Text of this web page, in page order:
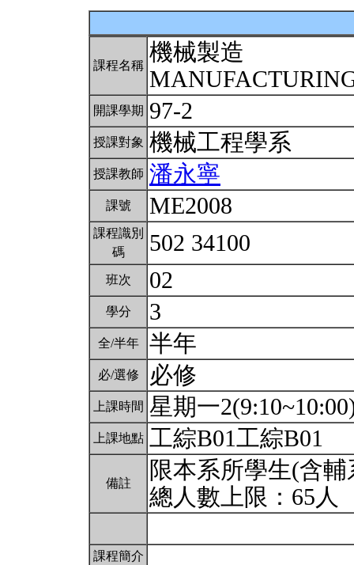
課程名稱 機械製造
開課學期 97-2
授課對象 機械工程學系
授課教師 潘永寧
課號 ME2008
課程識別
碼
502 34100
班次 02
學分 3
全/半年 半年
必/選修 必修
上課時間 星期一
上課地點 工綜B01工綜B01
備註
限本系所學生(含
總人數上限：65人
課程簡介